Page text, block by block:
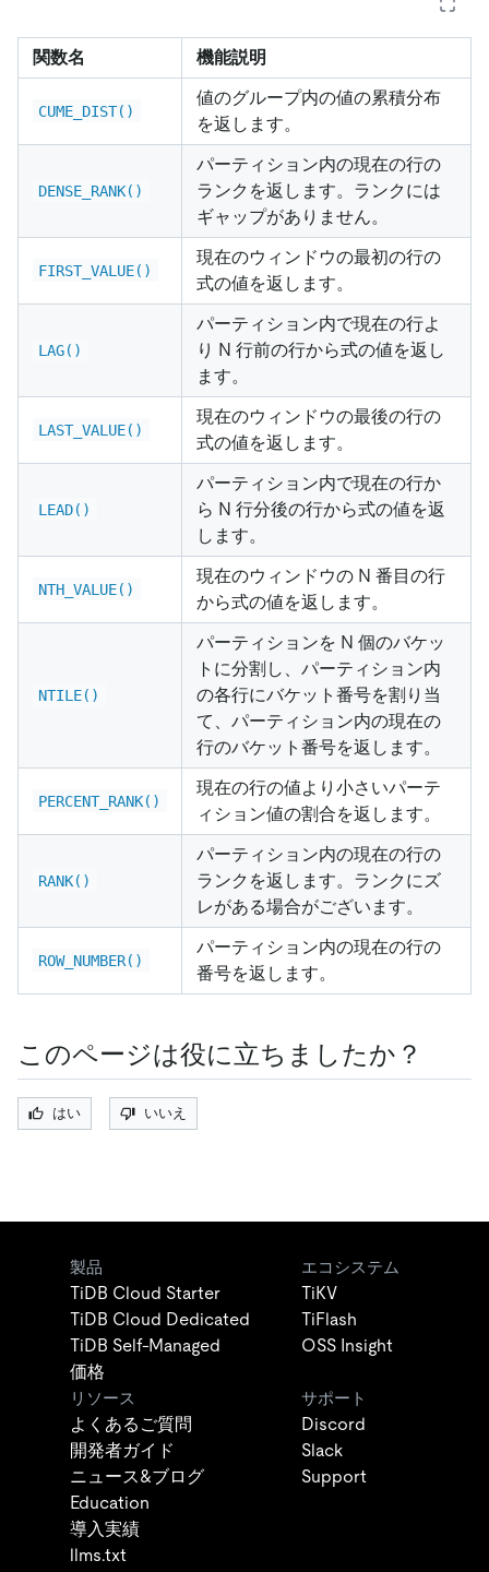
関数名 機能説明
CUME_DIST()
値のグループ内の値の累積分布
を返します。
DENSE_RANK()
パーティション内の現在の行の
ランクを返します。ランクには
ギャップがありません。
FIRST_VALUE()
現在のウィンドウの最初の行の
式の値を返します。
LAG()
パーティション内で現在の行よ
り N 行前の行から式の値を返し
ます。
LAST_VALUE()
現在のウィンドウの最後の行の
式の値を返します。
LEAD()
パーティション内で現在の行か
ら N 行分後の行から式の値を返
します。
NTH_VALUE()
現在のウィンドウの N 番目の行
から式の値を返します。
NTILE()
パーティションを N 個のバケッ
トに分割し、パーティション内
の各行にバケット番号を割り当
て、パーティション内の現在の
行のバケット番号を返します。
PERCENT_RANK()
現在の行の値より小さいパーテ
ィション値の割合を返します。
RANK()
パーティション内の現在の行の
ランクを返します。ランクにズ
レがある場合がございます。
ROW_NUMBER()
パーティション内の現在の行の
番号を返します。
このページは役に立ちましたか？
はい いいえ
製品
TiDB Cloud Starter
TiDB Cloud Dedicated
TiDB Self-Managed
価格
エコシステム
TiKV
TiFlash
OSS Insight
リソース
よくあるご質問
開発者ガイド
ニュース&ブログ
Education
導入実績
llms.txt
サポート
Discord
Slack
Support